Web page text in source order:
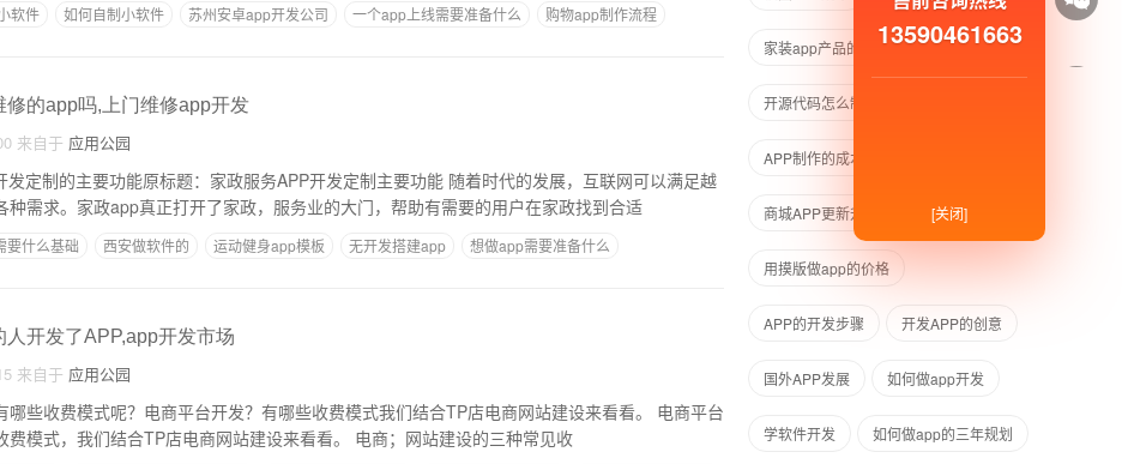
软件 如何自制小软件 苏州安卓app开发公司 一个app上线需要准备什么
购物app制作流程
修的app吗,上门维修app开发
来自于 应用公园
主要功能原标题：家政服务APP开发定制主要功能 随着时代的发展，互联网可以满足越
种需求。家政app真正打开了家政，服务业的大门，帮助有需要的用户在家政找到合适
要什么基础 西安做软件的 运动健身app模板 无开发搭建app
想做app需要准备什么
人开发了APP,app开发市场
来自于 应用公园
些收费模式呢？电商平台开发？有哪些收费模式我们结合TP店电商网站建设来看看。 电商平台
开发？有哪些收费模式，我们结合TP店电商网站建设来看看。 电商；网站建设的三种常见收
家装app产品的基本信息
开源代码怎么制作成安卓App
APP制作的成本
商城APP更新升级是美工做的吗
用摸版做app的价格
APP的开发步骤 开发APP的创意
国外APP发展 如何做app开发
学软件开发 如何做app的三年规划
13590461663
[关闭]